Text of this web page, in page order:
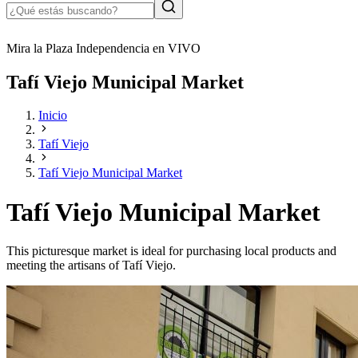
Mira la Plaza Independencia en VIVO
Tafí Viejo Municipal Market
Inicio
Tafí Viejo
Tafí Viejo Municipal Market
Tafí Viejo Municipal Market
This picturesque market is ideal for purchasing local products and
meeting the artisans of Tafí Viejo.